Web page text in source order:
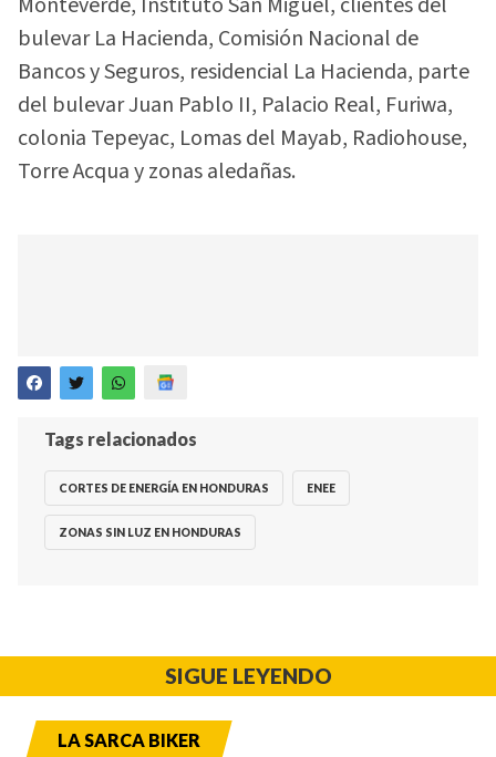
bulevar La Hacienda, Comisión Nacional de
Bancos y Seguros, residencial La Hacienda, parte
del bulevar Juan Pablo II, Palacio Real, Furiwa,
colonia Tepeyac, Lomas del Mayab, Radiohouse,
Torre Acqua y zonas aledañas.
Tags relacionados
CORTES DE ENERGÍA EN HONDURAS ENEE
ZONAS SIN LUZ EN HONDURAS
SIGUE LEYENDO
LA SARCA BIKER